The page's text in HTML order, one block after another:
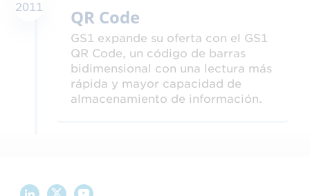
2011 QR Code
GS1 expande su oferta con el GS1
QR Code, un código de barras
bidimensional con una lectura más
rápida y mayor capacidad de
almacenamiento de información.